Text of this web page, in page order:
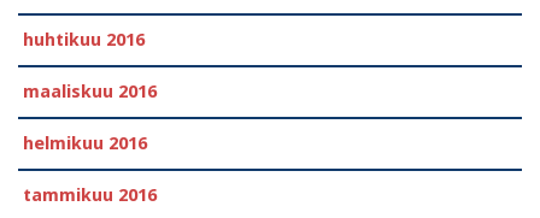
huhtikuu 2016
maaliskuu 2016
helmikuu 2016
tammikuu 2016